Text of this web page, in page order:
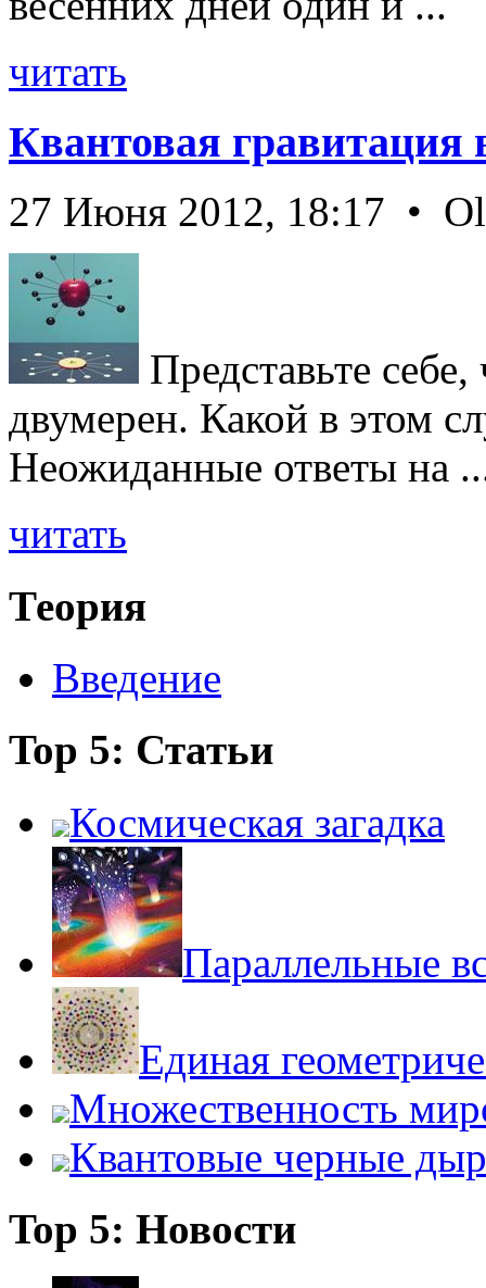
читать
Квантовая гравитация
27 Июня 2012, 18:17 •
Представьте
двумерен. Какой в этом
Неожиданные ответы на
читать
Теория
Введение
Top 5: Статьи
Космическая загадка
Параллельные
Единая
Множественность
Квантовые черные
Top 5: Новости